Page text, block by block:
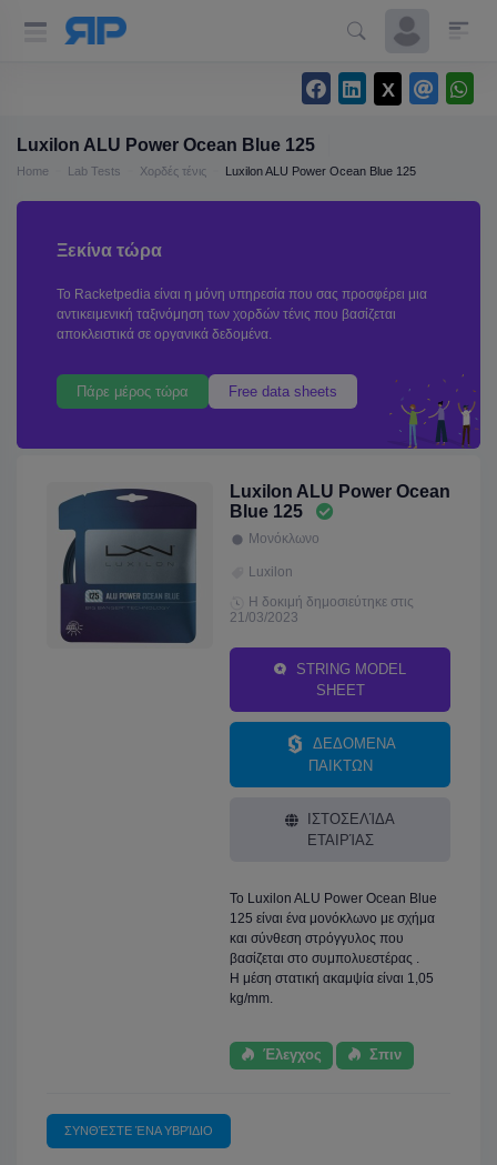
Luxilon ALU Power Ocean Blue 125
Home Lab Tests Χορδές τένις Luxilon ALU Power Ocean Blue 125
Ξεκίνα τώρα
Το Racketpedia είναι η μόνη υπηρεσία που σας προσφέρει μια
αντικειμενική ταξινόμηση των χορδών τένις που βασίζεται
αποκλειστικά σε οργανικά δεδομένα.
Πάρε μέρος τώρα Free data sheets
Luxilon ALU Power Ocean
Blue 125
Μονόκλωνο
Luxilon
Η δοκιμή δημοσιεύτηκε στις
21/03/2023
STRING MODEL
SHEET
ΔΕΔΟΜΕΝΑ
ΠΑΙΚΤΩΝ
ΙΣΤΟΣΕΛΊΔΑ
ΕΤΑΙΡΊΑΣ
Το Luxilon ALU Power Ocean Blue
125 είναι ένα μονόκλωνο με σχήμα
και σύνθεση στρόγγυλος που
βασίζεται στο συμπολυεστέρας .
Η μέση στατική ακαμψία είναι 1,05
kg/mm.
Έλεγχος Σπιν
ΣΥΝΘΈΣΤΕ ΈΝΑ ΥΒΡΊΔΙΟ